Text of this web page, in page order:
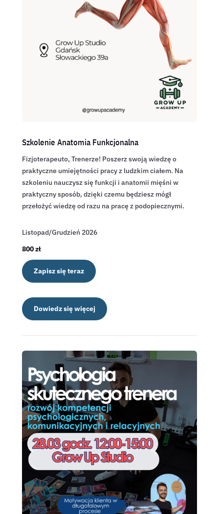
Szkolenie Anatomia Funkcjonalna
Fizjoterapeuto, Trenerze! Poszerz swoją wiedzę o
praktyczne umiejętności pracy z ludzkim ciałem. Na
szkoleniu nauczysz się funkcji i anatomii mięśni w
praktyczny sposób, dzięki czemu będziesz mógł
przełożyć wiedzę od razu na pracę z podopiecznymi.
Listopad/Grudzień 2026
800 zł
Zapisz się teraz
Dowiedz się więcej